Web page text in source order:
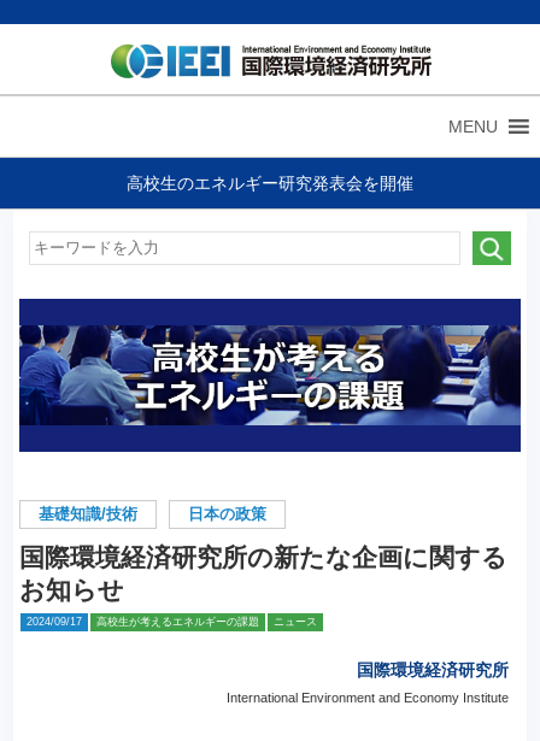
MENU
高校生のエネルギー研究発表会を開催
基礎知識/技術 日本の政策
国際環境経済研究所の新たな企画に関する
お知らせ
2024/09/17 高校生が考えるエネルギーの課題 ニュース
国際環境経済研究所
International Environment and Economy Institute